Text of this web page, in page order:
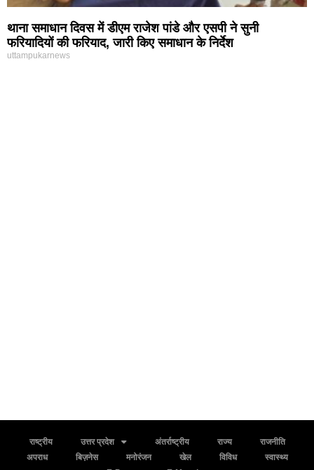
थाना समाधान दिवस में डीएम राजेश पांडे और एसपी ने सुनी
फरियादियों की फरियाद, जारी किए समाधान के निर्देश
uttampukarnews
राष्ट्रीय उत्तर प्रदेश अंतर्राष्ट्रीय राज्य
राजनीति
अपराध
बिज़नेस मनोरंजन खेल विविध
स्वास्थ्य